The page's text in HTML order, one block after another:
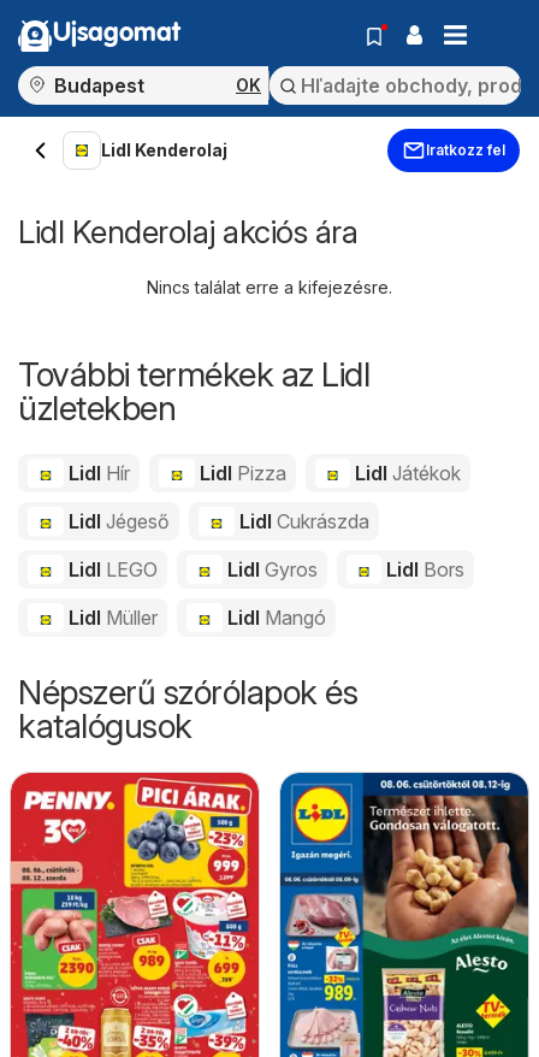
Ujsagomat
OK
Lidl Kenderolaj Iratkozz fel
Lidl Kenderolaj akciós ára
Nincs találat erre a kifejezésre.
További termékek az Lidl
üzletekben
Lidl Hír Lidl Pizza LidlJátékok
Lidl Jégeső Lidl Cukrászda
Lidl LEGO Lidl Gyros Lidl Bors
Lidl Müller Lidl Mangó
Népszerű szórólapok és
katalógusok